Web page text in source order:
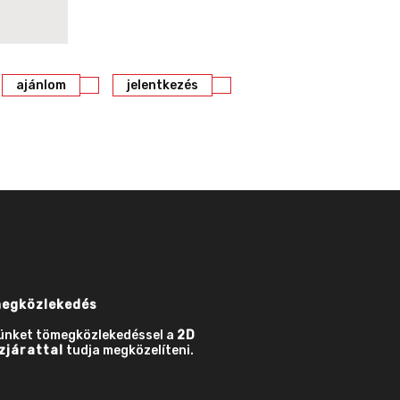
ajánlom jelentkezés
tömegközlekedéssel a 2D
tudja megközelíteni.